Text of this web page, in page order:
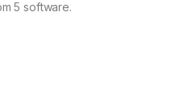
5 software.